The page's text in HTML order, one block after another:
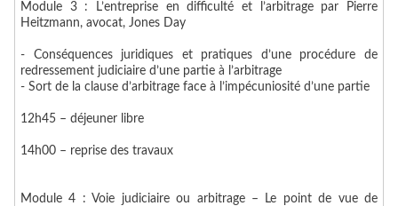
Module 3 : L’entreprise en difficulté et l’arbitragepar Pierre
Heitzmann, avocat, Jones Day
- Conséquences juridiques et pratiques d’une procédure de
redressement judiciaire d’une partie à l’arbitrage
- Sort de la clause d’arbitrage face à l’impécuniosité d’une partie
12h45 – déjeuner libre
14h00 – reprise des travaux
Module 4 : Voie judiciaire ou arbitrage – Le point de vue de